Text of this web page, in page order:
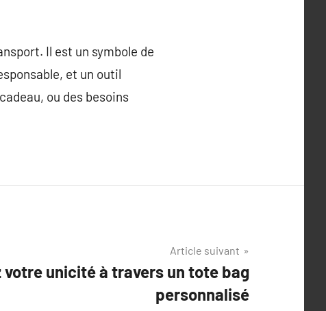
Il est un symbole de
et un outil
ou des besoins
Article suivant
votre unicité à travers un tote bag
personnalisé